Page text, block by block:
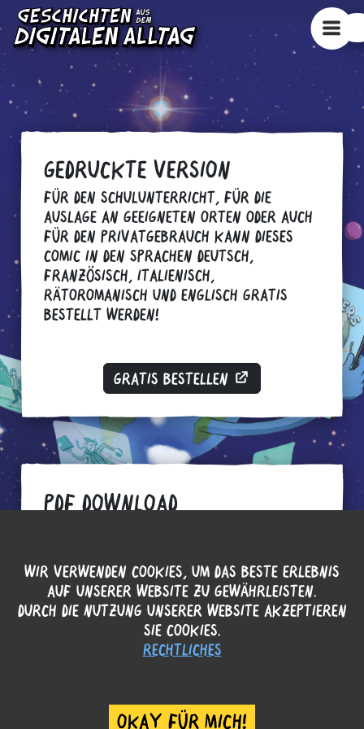
GEDRUCKTE VERSION
FÜR DEN SCHULUNTERRICHT, FÜR DIE
AUSLAGE AN GEEIGNETEN ORTEN ODER AUCH
FÜR DEN PRIVATGEBRAUCH KANN DIESES
COMIC IN DEN SPRACHEN DEUTSCH,
FRANZÖSISCH, ITALIENISCH,
RÄTOROMANISCH UND ENGLISCH GRATIS
GRATIS BESTELLEN
PDF DOWNLOAD
LEICHT [~5MB]
HOCHAUFLÖSENDES [~10MB]
WIR VERWENDEN COOKIES, UM DAS BESTE ERLEBNIS
AUF UNSERER WEBSITE ZU GEWÄHRLEISTEN.
DURCH DIE NUTZUNG UNSERER WEBSITE AKZEPTIEREN
SIE COOKIES.
RECHTLICHES
OKAY FÜR MICH!